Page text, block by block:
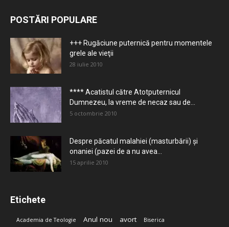
POSTĂRI POPULARE
+++ Rugăciune puternică pentru momentele
grele ale vieţii
28 iulie 2010
**** Acatistul către Atotputernicul
Dumnezeu, la vreme de necaz sau de...
5 octombrie 2010
Despre păcatul malahiei (masturbării) şi
onaniei (pazei de a nu avea...
15 aprilie 2010
Etichete
Academia de Teologie Anul nou avort Biserica